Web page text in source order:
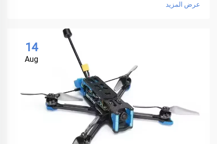
عرض المزيد
14
Aug